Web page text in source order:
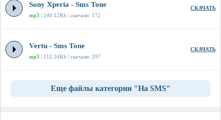
Sony Xperia - Sms Tone
mp3 | 240.12Kb | скачали: 172
СКАЧАТЬ
Vertu - Sms Tone
mp3 | 112.34Kb | скачали: 297
СКАЧАТЬ
Еще файлы категории "На SMS"